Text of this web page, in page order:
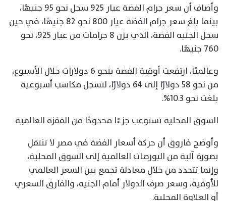
وأضاف أن سعر جرام الفضة عيار 925 سجل نحو 95 جنيهًا،
بينما بلغ سعر جرام الفضة عيار 800 نحو 82 جنيهًا، في حين
سجل الجنيه الفضة، الذي يزن 8 جرامات من عيار 925، نحو
760 جنيهًا.
وعالميًا، ارتفعت أوقية الفضة بنحو 6 دولارات خلال الأسبوع،
من نحو 58 دولارًا إلى 64 دولارًا، لتسجل مكاسب أسبوعية
بلغت نحو 10.3%.
السوق المحلية تستوعب جزءًا محدودًا من القفزة العالمية
وأوضح فاروق أن حركة أسعار الفضة في مصر لا تنتقل
بصورة آلية من البورصات العالمية إلى السوق المحلية،
وإنما تتحدد من خلال معادلة تجمع بين السعر العالمي
للأوقية، وسعر صرف الدولار أمام الجنيه، والفارق السعري
أو العلاوة المحلية.